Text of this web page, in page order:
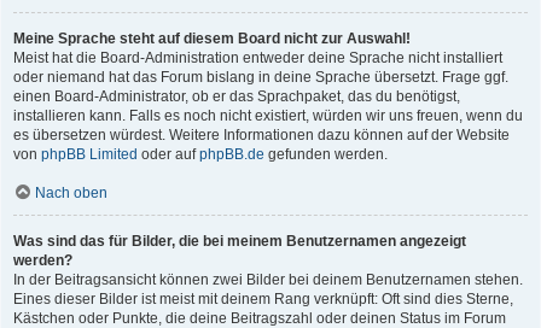
Meine Sprache steht auf diesem Board nicht zur Auswahl!
Meist hat die Board-Administration entweder deine Sprache nicht installiert
oder niemand hat das Forum bislang in deine Sprache übersetzt. Frage ggf.
einen Board-Administrator, ob er das Sprachpaket, das du benötigst,
installieren kann. Falls es noch nicht existiert, würden wir uns freuen, wenn du
es übersetzen würdest. Weitere Informationen dazu können auf der Website
von phpBB Limited oder aufphpBB.de gefunden werden.
Nach oben
Was sind das für Bilder, die bei meinem Benutzernamen angezeigt
werden?
In der Beitragsansicht können zwei Bilder bei deinem Benutzernamen stehen.
Eines dieser Bilder ist meist mit deinem Rang verknüpft: Oft sind dies Sterne,
Kästchen oder Punkte, die deine Beitragszahl oder deinen Status im Forum